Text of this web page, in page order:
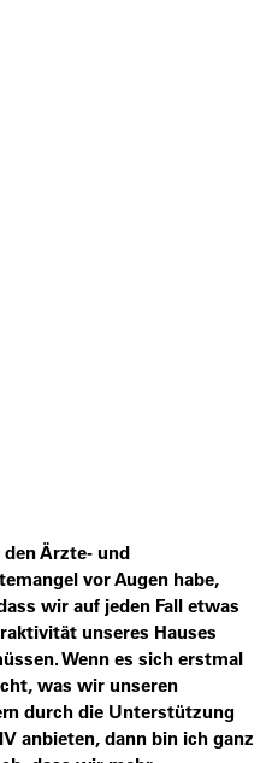
den Ärzte- und
vor Augen habe,
wir auf jeden Fall etwas
unseres Hauses
Wenn es sich erstmal
was wir unseren
durch die Unterstützung
anbieten, dann bin ich ganz